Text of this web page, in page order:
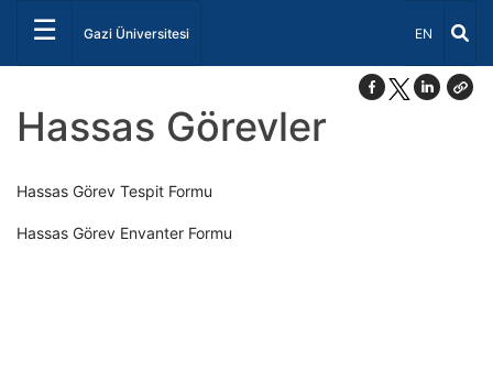
☰ Gazi Üniversitesi Dil Seçiniz
EN
Hassas Görevler
Hassas Görev Tespit Formu
Hassas Görev Envanter Formu